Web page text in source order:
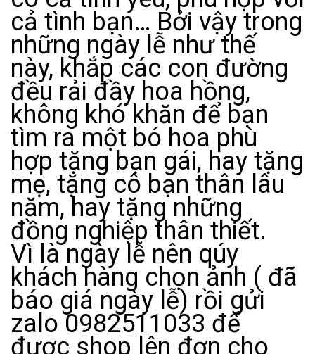
cả tình bạn… Bởi vậy trong
những ngày lễ như thế
này, khắp các con đường
đều rải đầy hoa hồng,
không khó khăn để bạn
tìm ra một bó hoa phù
hợp tặng bạn gái, hay tặng
mẹ, tặng cô bạn thân lâu
năm, hay tặng những
đồng nghiệp thân thiết.
Vì là ngày lễ nên qúy
khách hàng chọn ảnh ( đã
báo giá ngày lễ) rồi gửi
zalo 0982511033 để
được shop lên đơn cho